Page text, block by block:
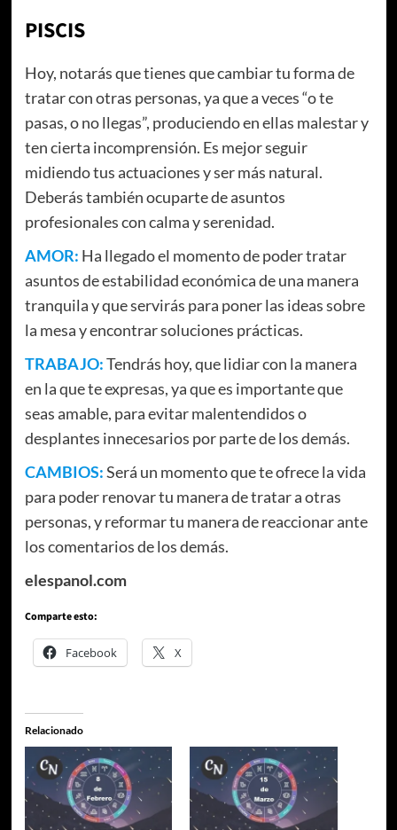
PISCIS
Hoy, notarás que tienes que cambiar tu forma de
tratar con otras personas, ya que a veces “o te
pasas, o no llegas”, produciendo en ellas malestar y
ten cierta incomprensión. Es mejor seguir
midiendo tus actuaciones y ser más natural.
Deberás también ocuparte de asuntos
profesionales con calma y serenidad.
AMOR: Ha llegado el momento de poder tratar
asuntos de estabilidad económica de una manera
tranquila y que servirás para poner las ideas sobre
la mesa y encontrar soluciones prácticas.
TRABAJO:Tendrás hoy, que lidiar con la manera
en la que te expresas, ya que es importante que
seas amable, para evitar malentendidos o
desplantes innecesarios por parte de los demás.
CAMBIOS:Será un momento que te ofrece la vida
para poder renovar tu manera de tratar a otras
personas, y reformar tu manera de reaccionar ante
los comentarios de los demás.
elespanol.com
Comparte esto:
Facebook X
Relacionado